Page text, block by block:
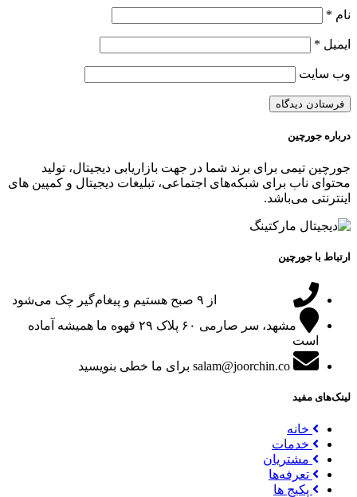
نام *
ایمیل *
وب‌ سایت
درباره جورچین
جورچین تیمی برای برند شما در جهت بازاریابی دیجیتال، تولید
محتوای ناب برای شبکه‌های اجتماعی، تبلیغات دیجیتال و کمپین های
اینترنتی می‌باشد.
ارتباط با جورچین
از ۹ صبح هستیم و پیغام‌گیر چک می‌شود
مشهد، سر صارمی ۶۰ پلاک ۲۹
قهوه ما همیشه آماده
است
salam@joorchin.co برای ما خطی بنویسید
لینک‌های مفید
خانه
خدمات
مشتریان
تعرفه‌ها
پکیج ها